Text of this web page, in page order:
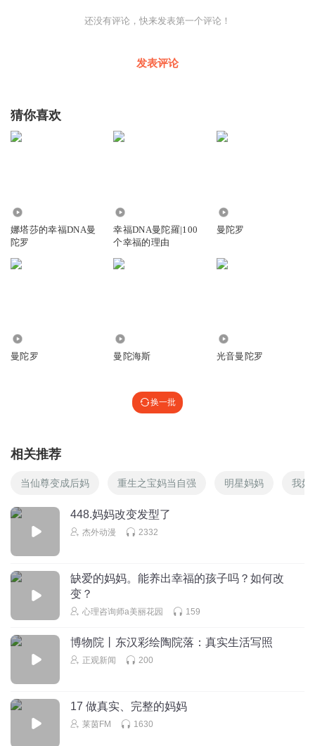
还没有评论，快来发表第一个评论！
发表评论
猜你喜欢
娜塔莎的幸福DNA曼
陀罗
幸福DNA曼陀羅|100
个幸福的理由
曼陀罗
曼陀罗 曼陀海斯 光音曼陀罗
换一批
相关推荐
当仙尊变成后妈 重生之宝妈当自强 明星妈妈 我妈
448.妈妈改变发型了
杰外动漫 2332
缺爱的妈妈。能养出幸福的孩子吗？如何改
变？
心理咨询师a美丽花园 159
博物院丨东汉彩绘陶院落：真实生活写照
正观新闻 200
17 做真实、完整的妈妈
莱茵FM 1630